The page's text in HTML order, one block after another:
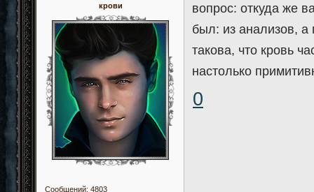
крови
Сообщений: 4803
вопрос: откуда же
был: из анализов, а
такова, что кровь
настолько
0